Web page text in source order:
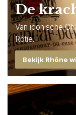
De
Van iconische
Rôtie.
Bekijk Rhône